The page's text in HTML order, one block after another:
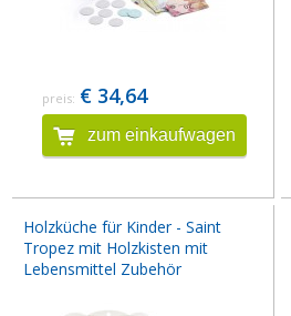
preis: € 34,64
zum einkaufwagen
Holzküche für Kinder - Saint
Tropez mit Holzkisten mit
Lebensmittel Zubehör